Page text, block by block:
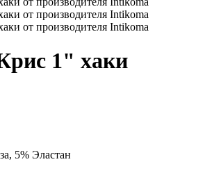
1" хаки
5% Эластан